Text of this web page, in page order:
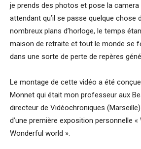
je prends des photos et pose la camera
attendant qu’il se passe quelque chose
nombreux plans d’horloge, le temps
maison de retraite et tout le monde se
dans une sorte de perte de repères
Le montage de cette vidéo a été
Monnet qui était mon professeur aux
directeur de Vidéochroniques (Marseille)
d’une première exposition personnelle «
Wonderful world ».